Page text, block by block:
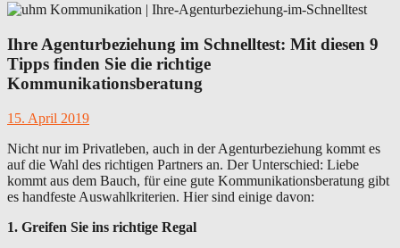
Ihre Agenturbeziehung im Schnelltest: Mit diesen 9
Tipps finden Sie die richtige
Kommunikationsberatung
15. April 2019
Nicht nur im Privatleben, auch in der Agenturbeziehung kommt es
auf die Wahl des richtigen Partners an. Der Unterschied: Liebe
kommt aus dem Bauch, für eine gute Kommunikationsberatung gibt
es handfeste Auswahlkriterien. Hier sind einige davon:
1. Greifen Sie ins richtige Regal